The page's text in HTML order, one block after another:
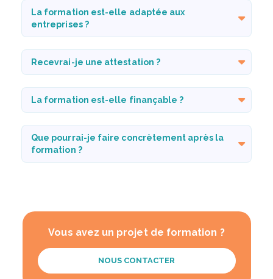
La formation est-elle adaptée aux
entreprises ?
Recevrai-je une attestation ?
La formation est-elle finançable ?
Que pourrai-je faire concrètement après la
formation ?
Vous avez un projet de formation ?
NOUS CONTACTER